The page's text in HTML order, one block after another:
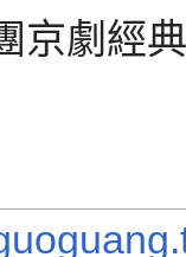
京劇經